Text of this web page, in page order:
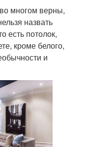
многом верны,
назвать
есть потолок,
кроме белого,
и